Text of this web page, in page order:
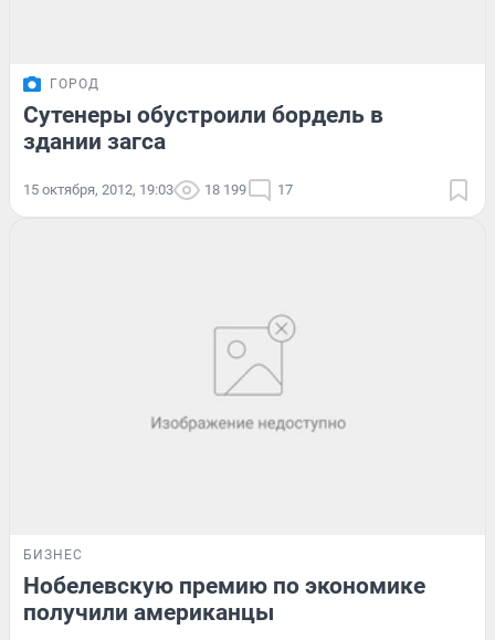
ГОРОД
Сутенеры обустроили бордель в
здании загса
15 октября, 2012, 19:03 18 199 17
БИЗНЕС
Нобелевскую премию по экономике
получили американцы